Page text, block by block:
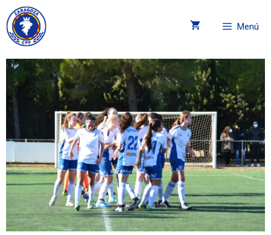
Menú